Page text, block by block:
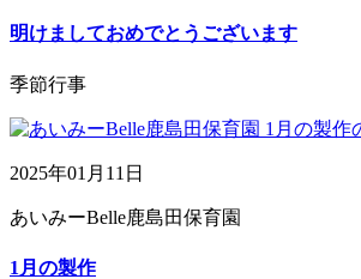
明けましておめでとうございます
季節行事
2025年01月11日
あいみーBelle鹿島田保育園
1月の製作